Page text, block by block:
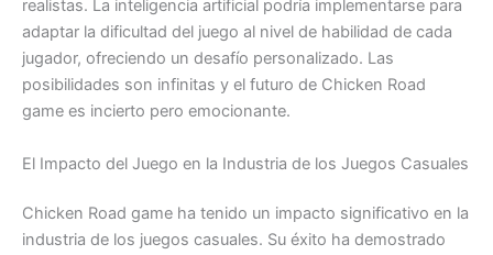
realistas. La inteligencia artificial podría implementarse para
adaptar la dificultad del juego al nivel de habilidad de cada
jugador, ofreciendo un desafío personalizado. Las
posibilidades son infinitas y el futuro de Chicken Road
game es incierto pero emocionante.
El Impacto del Juego en la Industria de los Juegos Casuales
Chicken Road game ha tenido un impacto significativo en la
industria de los juegos casuales. Su éxito ha demostrado